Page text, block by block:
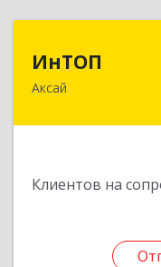
ИнТОП
Аксай
Клиентов на
344000, Ростов-